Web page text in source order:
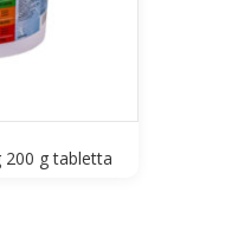
200 g tabletta